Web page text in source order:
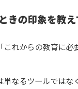
きの印象を教え
れからの教育に
なるツールでは